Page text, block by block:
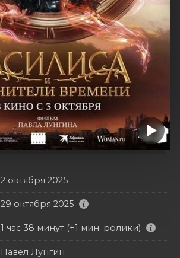
2 октября 2025
29 октября 2025
1 час 38 минут (+1 мин. ролики)
Павел Лунгин